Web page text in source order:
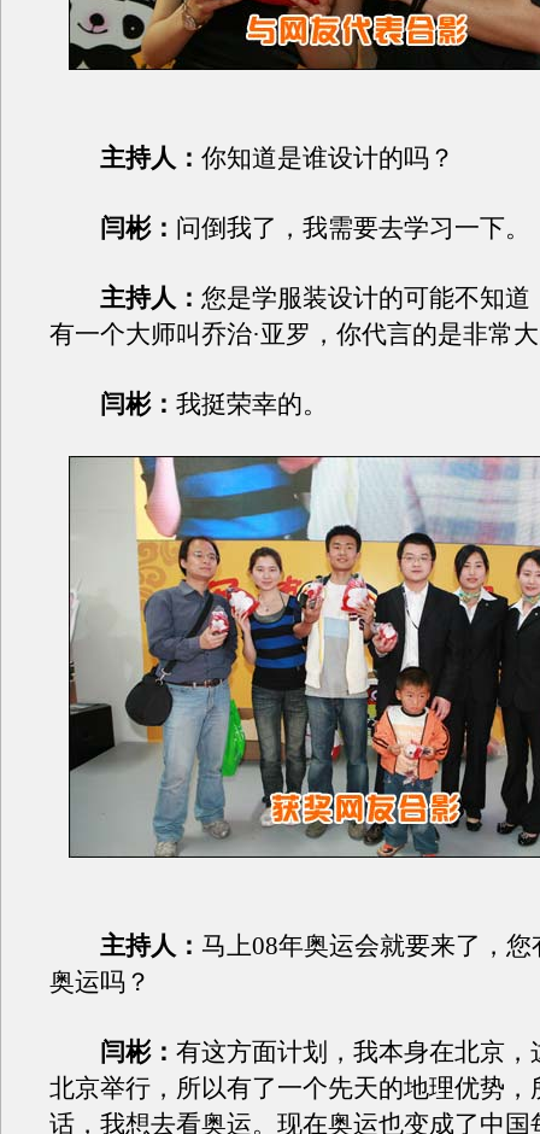
主持人： 你知道是谁设计的吗？
闫彬： 问倒我了，我需要去学习一下。
主持人： 您是学服装设计的可能不知道
有一个大师叫乔治·亚罗，你代言的是非常
闫彬： 我挺荣幸的。
主持人： 马上08年奥运会就要来了，
奥运吗？
闫彬： 有这方面计划，我本身在北京，
北京举行，所以有了一个先天的地理优势，
话，我想去看奥运。现在奥运也变成了中国